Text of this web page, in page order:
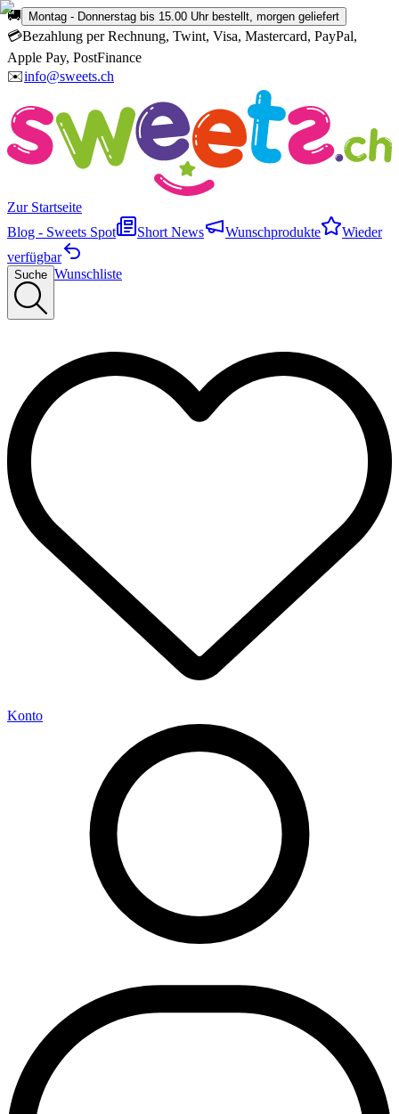
🚚 Montag - Donnerstag bis 15.00 Uhr bestellt, morgen geliefert
💳Bezahlung per Rechnung, Twint, Visa, Mastercard, PayPal,
Apple Pay, PostFinance
✉️info@sweets.ch
Zur Startseite
Blog - Sweets Spot
Short News Wunschprodukte
Wieder
verfügbar
Suche Wunschliste
Konto